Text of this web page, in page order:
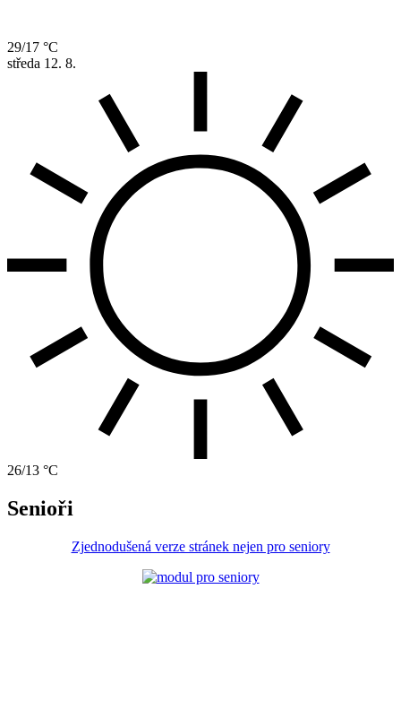
29/17 °C
středa 12. 8.
26/13 °C
Senioři
Zjednodušená verze stránek nejen pro seniory